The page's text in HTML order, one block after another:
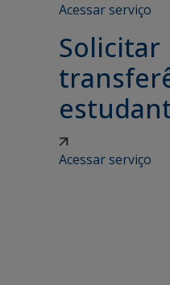
Acessar serviço
Solicitar
Acessar serviço